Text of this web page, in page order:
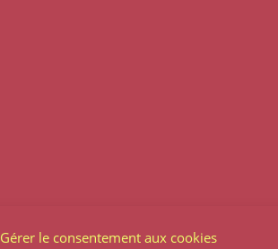
Gérer le consentement aux cookies